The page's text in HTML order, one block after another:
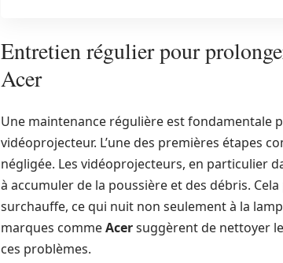
Entretien régulier pour
Acer
Une maintenance régulière est fondamentale
vidéoprojecteur. L’une des premières étapes
négligée. Les vidéoprojecteurs, en particulier
à accumuler de la poussière et des débris.
surchauffe, ce qui nuit non seulement à la
marques commeAcersuggèrent de nettoyer
ces problèmes.